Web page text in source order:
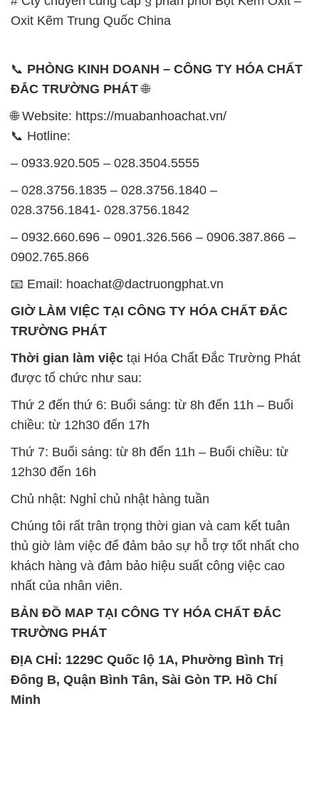
– 028.3756.1835 – 028.3756.1840 –
– 0932.660.696 – 0901.326.566 – 0906.387.866 –
0902.765.866
📧 Email: hoachat@dactruongphat.vn
GIỜ LÀM VIỆC TẠI CÔNG TY HÓA CHẤT ĐẮC
TRƯỜNG PHÁT
Thời gian làm việctại Hóa Chất Đắc Trường Phát
được tổ chức như sau:
Thứ 2 đến thứ 6: Buổi sáng: từ 8h đến 11h – Buổi
chiều: từ 12h30 đến 17h
Thứ 7: Buổi sáng: từ 8h đến 11h – Buổi chiều: từ
Chủ nhật: Nghỉ chủ nhật hàng tuần
Chúng tôi rất trân trọng thời gian và cam kết tuân
thủ giờ làm việc để đảm bảo sự hỗ trợ tốt nhất cho
nhất của nhân viên.
TRƯỜNG PHÁT
Đông B, Quận Bình Tân, Sài Gòn TP. Hồ Chí
Minh